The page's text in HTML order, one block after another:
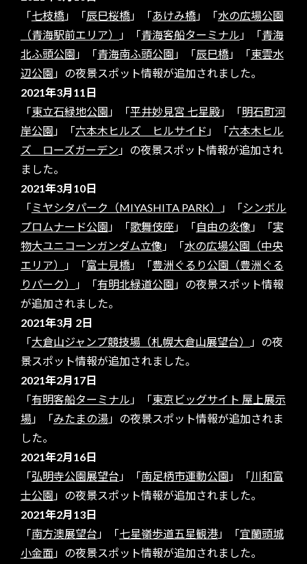
「七枝橋」「辰巳桜橋」「あけみ橋」「水の広場公園
（青海駅前エリア）
」「青海客船ターミナル 」「青海
北ふ頭公園 」「青海南ふ頭公園 」「辰巳橋」「東雲水
辺公園 」の夜景スポット情報が追加されました。
2021年3月11日
「東立石緑地公園 」「平井妙見宮 七星殿」「明石町河
岸公園 」「六本木ヒルズ ヒルサイド 」「六本木ヒル
ズ ローズガーデン 」の夜景スポット情報が追加され
ました。
2021年3月10日
「ミヤシタパーク（MIYASHITA PARK） 」「シンボル
プロムナード公園 」「歌舞伎座」「自由の炎像 」「実
物大ユニコーンガンダム立像 」「水の広場公園（中央
エリア）
」「富士見橋」「豊洲ぐるり公園（豊洲ぐる
りパーク）
」「有明北緑道公園 」の夜景スポット情報
が追加されました。
2021年3月 2日
「大倉山ジャンプ競技場（札幌大倉山展望台）
」の夜
景スポット情報が追加されました。
2021年2月17日
「有明客船ターミナル 」「東京ビッグサイト 屋上展示
場 」「みたまの湯」の夜景スポット情報が追加されま
した。
2021年2月16日
「弘明寺公園展望台 」「南足柄市運動公園 」「川和富
士公園 」の夜景スポット情報が追加されました。
2021年2月13日
「南方澳展望台 」「七星嶺歩道五星観港」「宜蘭頭城
小金面」の夜景スポット情報が追加されました。